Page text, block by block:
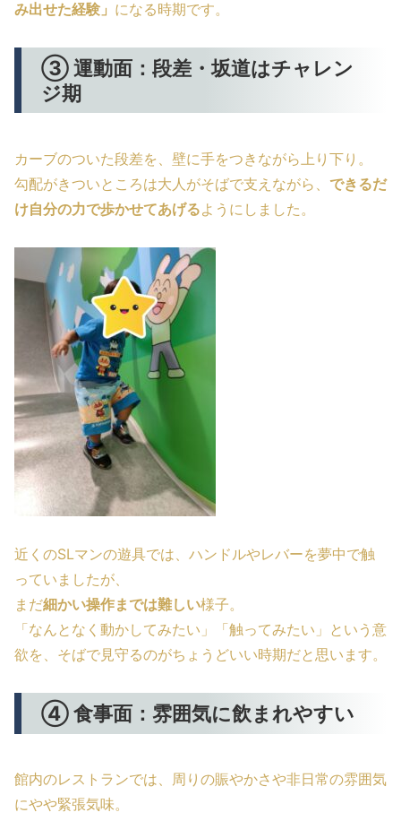
み出せた経験」 になる時期です。
③ 運動面：段差・坂道はチャレン
ジ期
カーブのついた段差を、壁に手をつきながら上り下り。
勾配がきついところは大人がそばで支えながら、 できるだ
け自分の力で歩かせてあげるようにしました。
近くのSLマンの遊具では、ハンドルやレバーを夢中で触
っていましたが、
まだ細かい操作までは難しい様子。
「なんとなく動かしてみたい」「触ってみたい」という意
欲を、そばで見守るのがちょうどいい時期だと思います。
④ 食事面：雰囲気に飲まれやすい
館内のレストランでは、周りの賑やかさや非日常の雰囲気
にやや緊張気味。